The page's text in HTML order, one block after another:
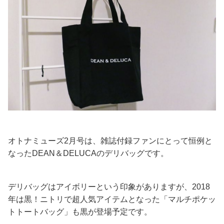
オトナミューズ2月号は、雑誌付録ファンにとって恒例と
なったDEAN＆DELUCAのデリバッグです。
デリバッグはアイボリーという印象がありますが、2018
年は黒！ニトリで超人気アイテムとなった「マルチポケッ
トトートバッグ」も黒が登場予定です。